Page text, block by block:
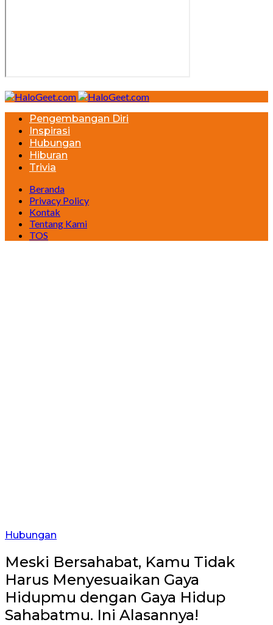
Pengembangan Diri
Inspirasi
Hubungan
Hiburan
Trivia
Beranda
Privacy Policy
Kontak
Tentang Kami
TOS
Hubungan
Meski Bersahabat, Kamu Tidak
Harus Menyesuaikan Gaya
Hidupmu dengan Gaya Hidup
Sahabatmu. Ini Alasannya!